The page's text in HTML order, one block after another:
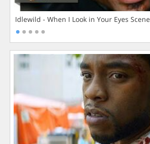
Idlewild - When I Look in Your Eyes Scene